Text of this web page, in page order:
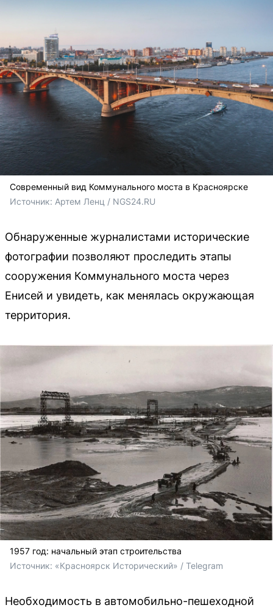
Современный вид Коммунального моста в Красноярске
Источник: Артем Ленц / NGS24.RU
Обнаруженные журналистами исторические
фотографии позволяют проследить этапы
сооружения Коммунального моста через
Енисей и увидеть, как менялась окружающая
территория.
1957 год: начальный этап строительства
Источник: «Красноярск Исторический» / Telegram
Необходимость в автомобильно-пешеходной